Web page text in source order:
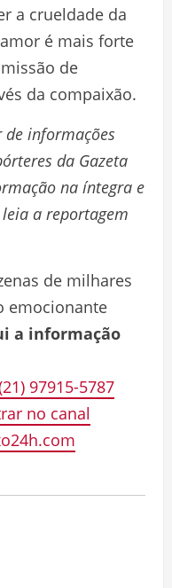
a crueldade da
é mais forte
de
da compaixão.
informações
da Gazeta
na íntegra e
a reportagem
de milhares
emocionante
a informação
97915-5787
no canal